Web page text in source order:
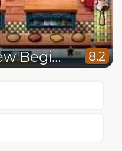
Delicious Emily New Beginning 8.2